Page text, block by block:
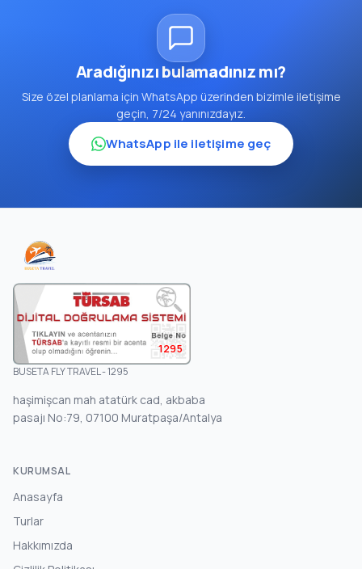
Aradığınızı bulamadınız mı?
Size özel planlama için WhatsApp üzerinden bizimle iletişime
geçin, 7/24 yanınızdayız.
WhatsApp ile iletişime geç
1295
BUSETA FLY TRAVEL - 1295
haşimişcan mah atatürk cad, akbaba
pasajı No:79, 07100 Muratpaşa/Antalya
KURUMSAL
Anasayfa
Turlar
Hakkımızda